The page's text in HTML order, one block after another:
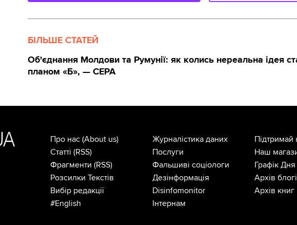
БІЛЬШЕ СТАТЕЙ
Об'єднання Молдови та Румунії: як колись нереальна ідея
планом «Б», — CEPA
Про нас (About us)
Статті (RSS)
Фрагменти (RSS)
Розсилки Текстів
Вибір редакції
#English
Журналістика даних
Послуги
Фальшиві соціологи
Дезінформація
Disinfomonitor
Інтернам
Підтримай
Наш
Графік Дня
Архів
Архів книг